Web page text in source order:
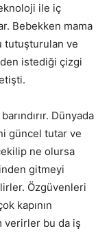
ile iç
Bebekken mama
tutuşturulan ve
istediği çizgi
Dünyada
güncel tutar ve
ne olursa
gitmeyi
Özgüvenleri
kapının
verirler bu da iş